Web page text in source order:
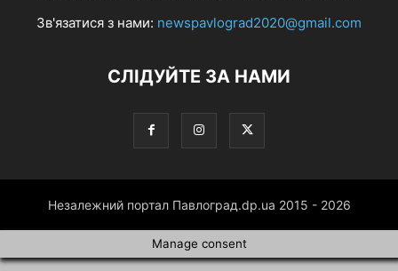
Зв'язатися з нами: newspavlograd2020@gmail.com
СЛІДУЙТЕ ЗА НАМИ
Незалежний портал Павлоград.dp.ua 2015 - 2026
Manage consent